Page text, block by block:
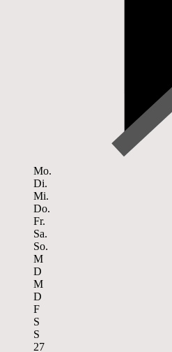
Mo.
Di.
Mi.
Do.
Fr.
Sa.
So.
M
D
M
D
F
S
S
27